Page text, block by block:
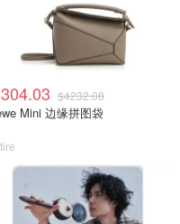
$4232.08
Mini 边缘拼图袋